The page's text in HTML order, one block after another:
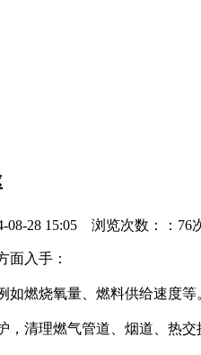
08-28 15:05 浏览次数：：76
面入手：
如燃烧氧量、燃料供给速度
，清理燃气管道、烟道、热